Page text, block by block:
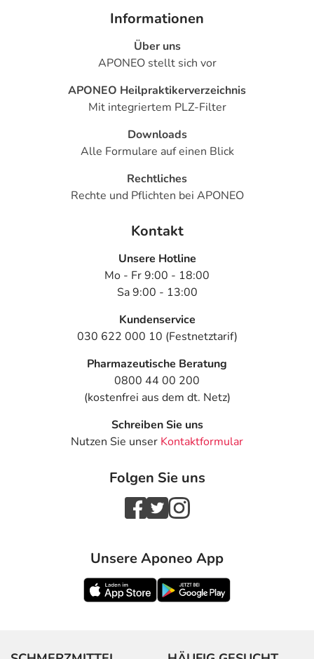
Informationen
Über uns
APONEO stellt sich vor
APONEO Heilpraktikerverzeichnis
Mit integriertem PLZ-Filter
Downloads
Alle Formulare auf einen Blick
Rechtliches
Rechte und Pflichten bei APONEO
Kontakt
Unsere Hotline
Mo - Fr 9:00 - 18:00
Sa 9:00 - 13:00
Kundenservice
030 622 000 10 (Festnetztarif)
Pharmazeutische Beratung
0800 44 00 200
(kostenfrei aus dem dt. Netz)
Schreiben Sie uns
Nutzen Sie unser Kontaktformular
Folgen Sie uns
Unsere Aponeo App